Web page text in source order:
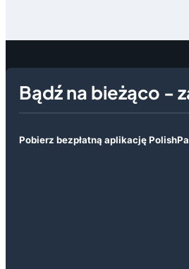
Bądź na bieżąco -
Pobierz bezpłatną aplikację